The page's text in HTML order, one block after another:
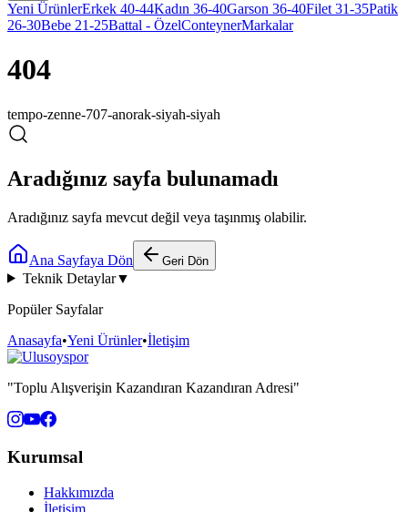
Yeni ÜrünlerErkek 40-44Kadın 36-40Garson 36-40Filet 31-35Patik
26-30Bebe 21-25Battal - ÖzelConteynerMarkalar
404
tempo-zenne-707-anorak-siyah-siyah
Aradığınız sayfa bulunamadı
Aradığınız sayfa mevcut değil veya taşınmış olabilir.
Ana Sayfaya Dön Geri Dön
Teknik Detaylar▼
Popüler Sayfalar
Anasayfa•Yeni Ürünler•İletişim
"Toplu Alışverişin Kazandıran Kazandıran Adresi"
Kurumsal
Hakkımızda